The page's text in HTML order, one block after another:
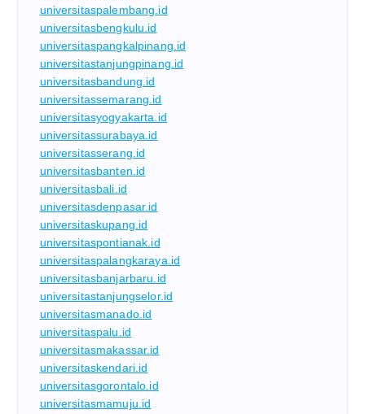
universitaspalembang.id
universitasbengkulu.id
universitaspangkalpinang.id
universitastanjungpinang.id
universitasbandung.id
universitassemarang.id
universitasyogyakarta.id
universitassurabaya.id
universitasserang.id
universitasbanten.id
universitasbali.id
universitasdenpasar.id
universitaskupang.id
universitaspontianak.id
universitaspalangkaraya.id
universitasbanjarbaru.id
universitastanjungselor.id
universitasmanado.id
universitaspalu.id
universitasmakassar.id
universitaskendari.id
universitasgorontalo.id
universitasmamuju.id